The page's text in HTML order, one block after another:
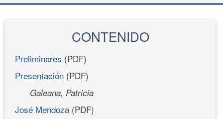
CONTENIDO
Preliminares (PDF)
Presentación (PDF)
Galeana, Patricia
José Mendoza (PDF)